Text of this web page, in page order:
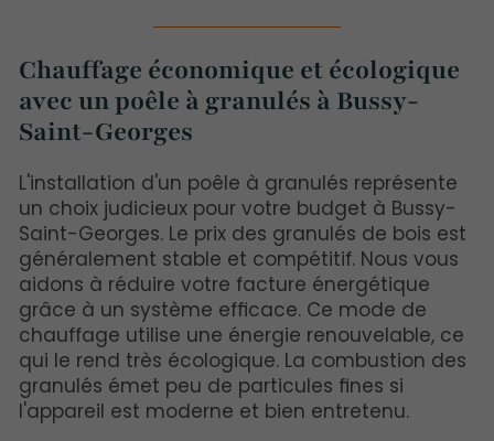
Chauffage économique et écologique
avec un poêle à granulés à Bussy-
Saint-Georges
L'installation d'un poêle à granulés représente
un choix judicieux pour votre budget à Bussy-
Saint-Georges. Le prix des granulés de bois est
généralement stable et compétitif. Nous vous
aidons à réduire votre facture énergétique
grâce à un système efficace. Ce mode de
chauffage utilise une énergie renouvelable, ce
qui le rend très écologique. La combustion des
granulés émet peu de particules fines si
l'appareil est moderne et bien entretenu.